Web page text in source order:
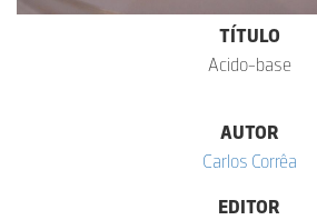
TÍTULO
Acido-base
AUTOR
Carlos Corrêa
EDITOR